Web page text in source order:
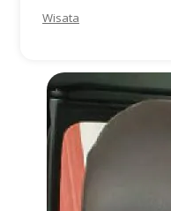
Wisata